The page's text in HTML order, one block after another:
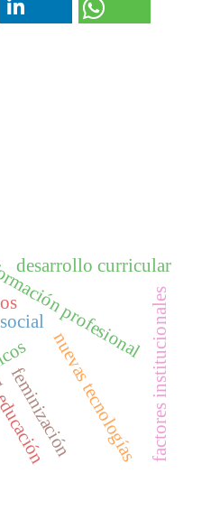
nuevas tecnologías
profesional
desarrollo curricular
feminización factores institucionales